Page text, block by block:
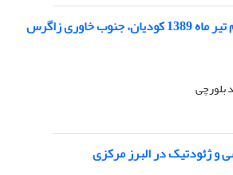
بلورچی
و ژئودتیک در البرز مرکزی